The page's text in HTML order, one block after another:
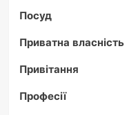
Посуд
Приватна власність
Привітання
Професії